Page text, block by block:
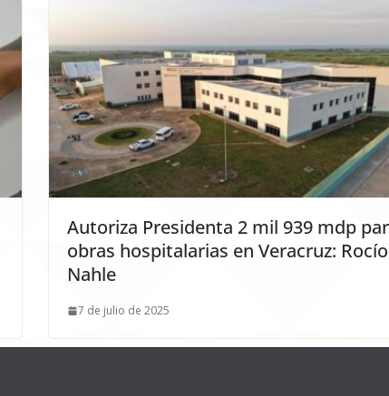
Autoriza Presidenta 2 mil 939 mdp
obras hospitalarias en Veracruz: Rocío
Nahle
7 de julio de 2025